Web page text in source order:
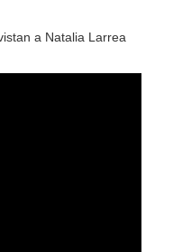
a Natalia Larrea